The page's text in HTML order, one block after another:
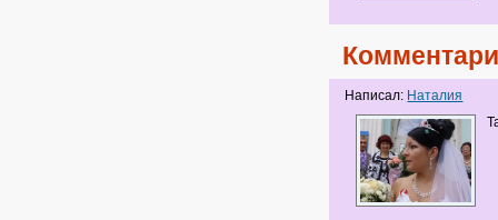
Написал: Наталия